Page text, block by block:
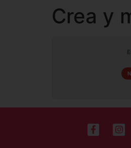
Crea y